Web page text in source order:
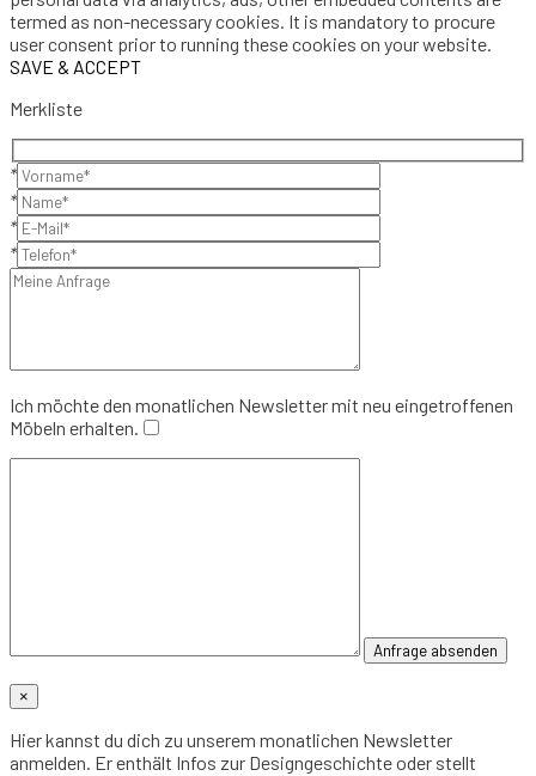
termed as non-necessary cookies. It is mandatory to procure
user consent prior to running these cookies on your website.
SAVE & ACCEPT
Merkliste
*
*
*
*
Ich möchte den monatlichen Newsletter mit neu eingetroffenen
Möbeln erhalten.
×
Hier kannst du dich zu unserem monatlichen Newsletter
anmelden. Er enthält Infos zur Designgeschichte oder stellt